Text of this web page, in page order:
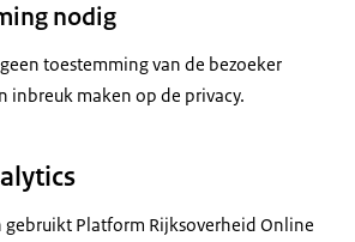
nodig
toestemming van de bezoeker
inbreuk maken op de privacy.
Platform Rijksoverheid Online